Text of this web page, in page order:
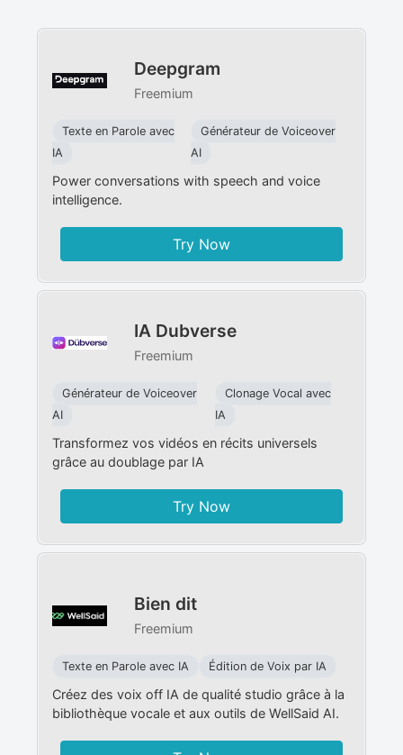
Deepgram
Freemium
Texte en Parole avec
IA
Générateur de Voiceover
AI
Power conversations with speech and voice
intelligence.
Try Now
IA Dubverse
Freemium
Générateur de Voiceover
AI
Clonage Vocal avec
IA
Transformez vos vidéos en récits universels
grâce au doublage par IA
Try Now
Bien dit
Freemium
Texte en Parole avec IA Édition de Voix par IA
Créez des voix off IA de qualité studio grâce à la
bibliothèque vocale et aux outils de WellSaid AI.